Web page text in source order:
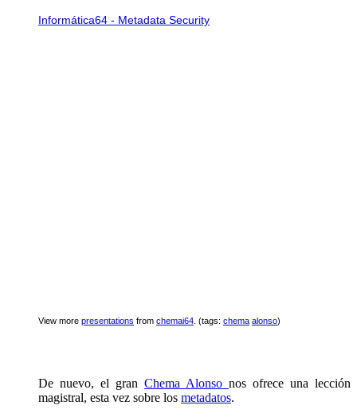
Informática64 - Metadata Security
View more presentations from chemai64 . (tags: chema alonso)
De nuevo, el gran Chema Alonso nos ofrece una lección
magistral, esta vez sobre los metadatos.